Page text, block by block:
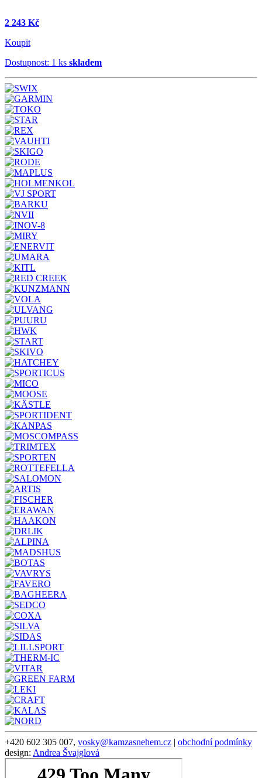
2 243 Kč
Koupit
Dostupnost: 1 ks skladem
+420 602 305 007, vosky@kamzasnehem.cz | obchodní podmínky
design: Andrea Švajglová